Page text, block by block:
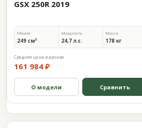
GSX 250R 2019
Объём
249 см³
Мощность
24,7 л.с.
Масса
178 кг
Средняя цена в архиве
161 984 ₽
О модели Сравнить